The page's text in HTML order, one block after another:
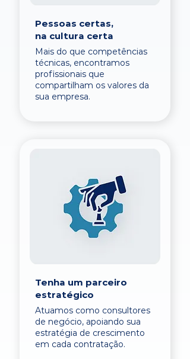
Pessoas certas,
na cultura certa
Mais do que competências
técnicas, encontramos
profissionais que
compartilham os valores da
sua empresa.
Tenha um parceiro
estratégico
Atuamos como consultores
de negócio, apoiando sua
estratégia de crescimento
em cada contratação.